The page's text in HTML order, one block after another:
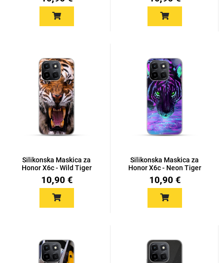
Silikonska Maskica za
Honor X6c - Wild Tiger
10,90 €
Silikonska Maskica za
Honor X6c - Neon Tiger
10,90 €